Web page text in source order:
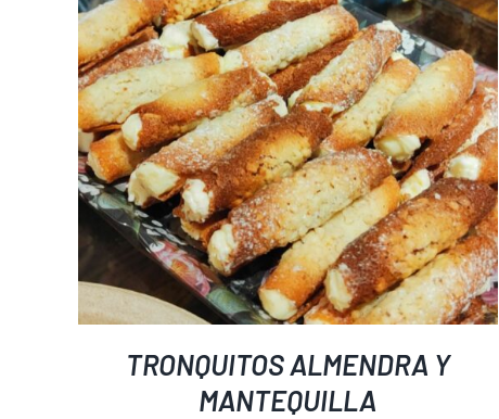
TRONQUITOS ALMENDRA Y
MANTEQUILLA